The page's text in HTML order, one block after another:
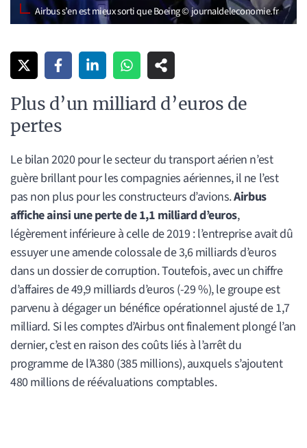
Airbus s’en est mieux sorti que Boeing © journaldeleconomie.fr
Plus d’un milliard d’euros de
pertes
Le bilan 2020 pour le secteur du transport aérien n’est
guère brillant pour les compagnies aériennes, il ne l’est
pas non plus pour les constructeurs d’avions.Airbus
affiche ainsi une perte de 1,1 milliard d’euros,
légèrement inférieure à celle de 2019 : l’entreprise avait dû
essuyer une amende colossale de 3,6 milliards d’euros
dans un dossier de corruption. Toutefois, avec un chiffre
d’affaires de 49,9 milliards d’euros (-29 %), le groupe est
parvenu à dégager un bénéfice opérationnel ajusté de 1,7
milliard. Si les comptes d’Airbus ont finalement plongé l’an
dernier, c’est en raison des coûts liés à l’arrêt du
programme de l’A380 (385 millions), auxquels s’ajoutent
480 millions de réévaluations comptables.